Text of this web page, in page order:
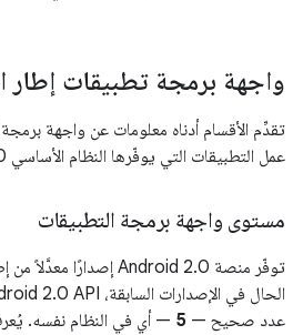
واجهة برمجة تطبيقات إطار
تقدِّم الأقسام أدناه معلومات عن واجهة
عمل التطبيقات التي يوفّرها النظام الأساسي Android 2.0.
مستوى واجهة برمجة التطبيقات
عدد صحيح — 5 — أي في النظام نفسه.